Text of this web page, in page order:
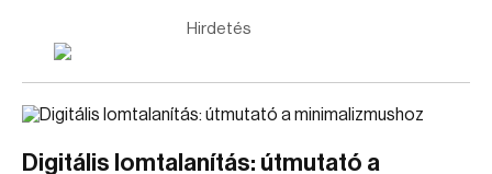
Hirdetés
Digitális lomtalanítás: útmutató a